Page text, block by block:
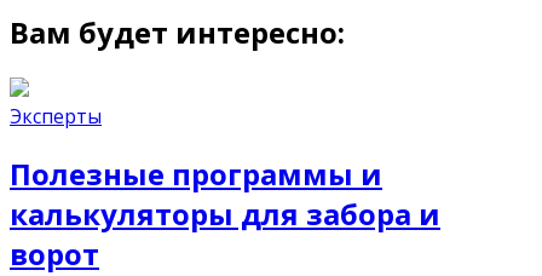
Вам будет интересно:
Эксперты
Полезные программы и
калькуляторы для забора и
ворот